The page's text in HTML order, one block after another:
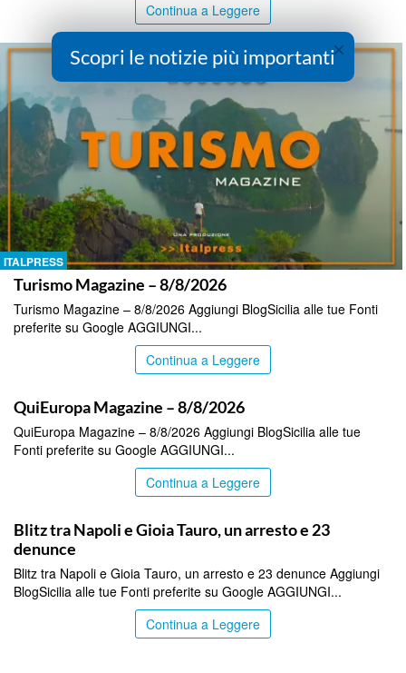
Continua a Leggere
ITALPRESS
Turismo Magazine – 8/8/2026
Turismo Magazine – 8/8/2026 Aggiungi BlogSicilia alle tue Fonti
preferite su Google AGGIUNGI...
Continua a Leggere
QuiEuropa Magazine – 8/8/2026
QuiEuropa Magazine – 8/8/2026 Aggiungi BlogSicilia alle tue
Fonti preferite su Google AGGIUNGI...
Continua a Leggere
Blitz tra Napoli e Gioia Tauro, un arresto e 23
denunce
Blitz tra Napoli e Gioia Tauro, un arresto e 23 denunce Aggiungi
BlogSicilia alle tue Fonti preferite su Google AGGIUNGI...
Continua a Leggere
×
Scopri le notizie più importanti